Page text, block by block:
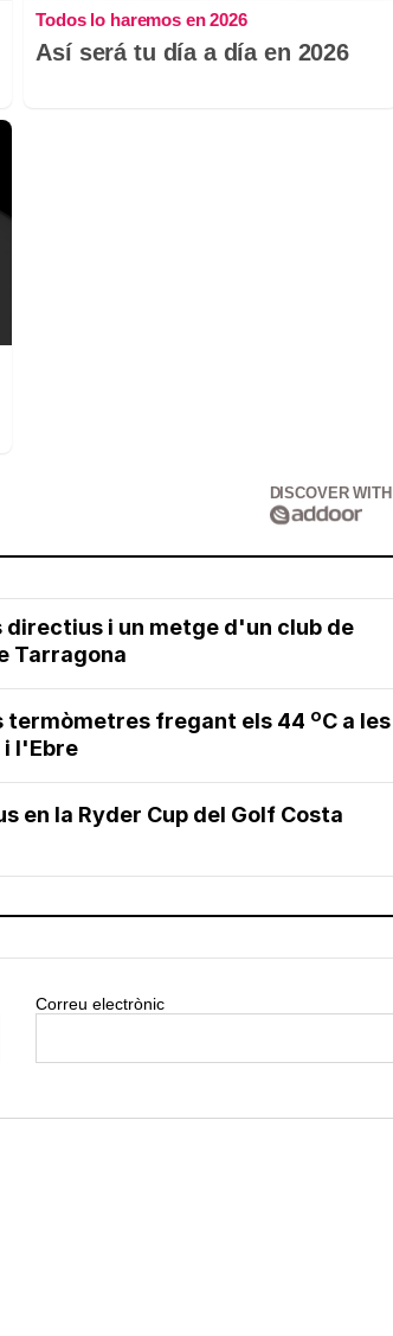
Todos lo haremos en 2026
Así será tu día a día en 2026
DISCOVER WITH
directius i un metge d'un club de
Tarragona
termòmetres fregant els 44 ºC a les
i l'Ebre
en la Ryder Cup del Golf Costa
Correu electrònic